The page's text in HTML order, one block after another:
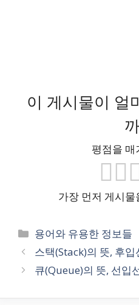
이 게시물이 얼
평점을 매
가장 먼저 게시
카
테
리
용어와 유용한 정보들
스택(Stack)의 뜻, 후
큐(Queue)의 뜻, 선입